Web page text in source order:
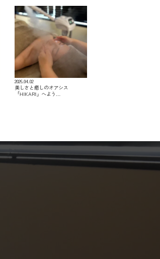
2026.04.02
美しさと癒しのオアシス
「HIKARI」へよう…